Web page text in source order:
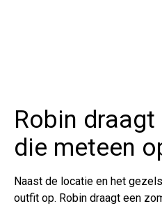
Robin
die meteen
Naast de locatie en het
outfit op. Robin draagt een